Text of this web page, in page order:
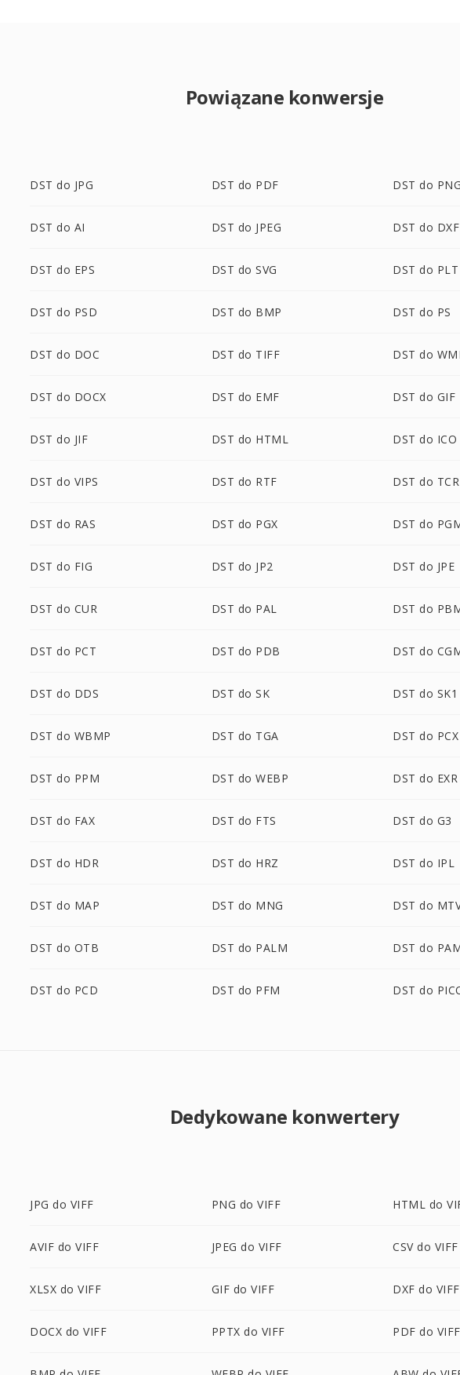
Powiązane konwersje
DST do JPG DST do PDF DST do
DST do AI DST do JPEG DST do DXF
DST do EPS DST do SVG DST do PLT
DST do PSD DST do BMP DST do PS
DST do DOC DST do TIFF DST do
DST do DOCX DST do EMF DST do GIF
DST do JIF DST do HTML DST do ICO
DST do VIPS DST do RTF DST do TCR
DST do RAS DST do PGX DST do
DST do FIG DST do JP2 DST do JPE
DST do CUR DST do PAL DST do
DST do PCT DST do PDB DST do
DST do DDS DST do SK DST do SK1
DST do WBMP DST do TGA DST do PCX
DST do PPM DST do WEBP DST do EXR
DST do FAX DST do FTS DST do G3
DST do HDR DST do HRZ DST do IPL
DST do MAP DST do MNG DST do
DST do OTB DST do PALM DST do
DST do PCD DST do PFM DST do
Dedykowane konwertery
JPG do VIFF PNG do VIFF HTML do
AVIF do VIFF JPEG do VIFF CSV do VIFF
XLSX do VIFF GIF do VIFF DXF do VIFF
DOCX do VIFF PPTX do VIFF PDF do VIFF